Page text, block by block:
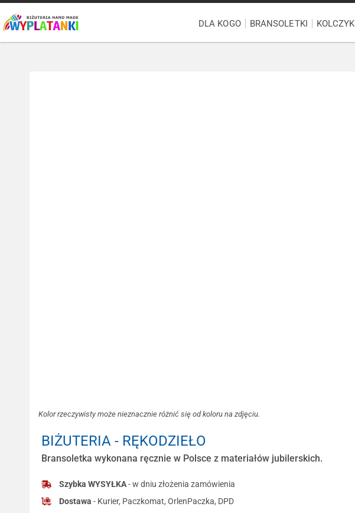
DLA KOGO BRANSOLETKI KOLCZYKI
Kolor rzeczywisty może nieznacznie różnić się od koloru na zdjęciu.
BIŻUTERIA - RĘKODZIEŁO
Bransoletka wykonana ręcznie w Polsce z materiałów jubilerskich.
Szybka WYSYŁKA- w dniu złożenia zamówienia
Dostawa - Kurier, Paczkomat, OrlenPaczka, DPD